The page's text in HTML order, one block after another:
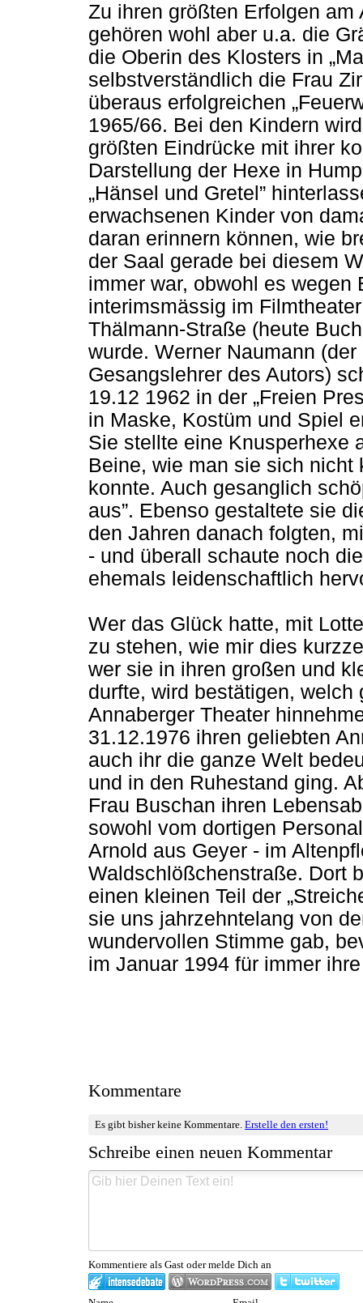
Zu ihren größten Erfolgen am
gehören wohl aber u.a. die
die Oberin des Klosters in
selbstverständlich die Frau
überaus erfolgreichen
1965/66. Bei den Kindern
größten Eindrücke mit ihrer
Darstellung der Hexe in
„Hänsel und Gretel”
erwachsenen Kinder von
daran erinnern können, wie
der Saal gerade bei diesem
immer war, obwohl es wegen
interimsmässig im
Thälmann-Straße (heute
wurde. Werner Naumann
Gesangslehrer des Autors)
19.12 1962 in der „Freien
in Maske, Kostüm und Spiel
Sie stellte eine Knusperhexe
Beine, wie man sie sich nicht
konnte. Auch gesanglich
aus”. Ebenso gestaltete sie
den Jahren danach folgten,
- und überall schaute noch
ehemals leidenschaftlich
Wer das Glück hatte, mit
zu stehen, wie mir dies
wer sie in ihren großen und
durfte, wird bestätigen, welch
Annaberger Theater
31.12.1976 ihren geliebten
auch ihr die ganze Welt
und in den Ruhestand ging.
Frau Buschan ihren
sowohl vom dortigen
Arnold aus Geyer - im
Waldschlößchenstraße. Dort
einen kleinen Teil der
sie uns jahrzehntelang von
wundervollen Stimme gab,
im Januar 1994 für immer
Kommentare
Es gibt bisher keine Kommentare.Erstelle den ersten!
Schreibe einen neuen Kommentar
Kommentiere als Gast oder melde Dich an